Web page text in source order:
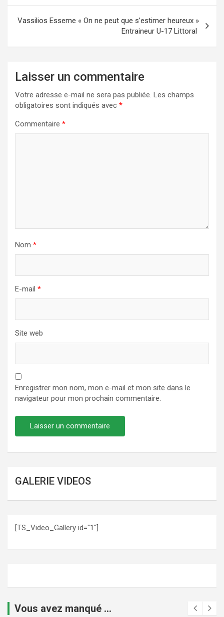
l’article
Vassilios Esseme « On ne peut que s’estimer heureux »
Entraineur U-17 Littoral
Laisser un commentaire
Votre adresse e-mail ne sera pas publiée. Les champs
obligatoires sont indiqués avec *
Commentaire *
Nom *
E-mail *
Site web
Enregistrer mon nom, mon e-mail et mon site dans le
navigateur pour mon prochain commentaire.
GALERIE VIDEOS
[TS_Video_Gallery id="1"]
Vous avez manqué ...